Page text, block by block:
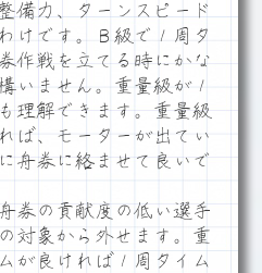
備力、ターンスピード
けです。Ｂ級で１周タ
作戦を立てる時にかな
いません。重量級が１
理解できます。重量級
ば、モーターが出てい
舟券に絡ませて良いで
の貢献度の低い選手
対象から外せます。重
が良ければ１周タイム